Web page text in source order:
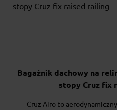
Bagażnik dachowy na
stopy Cruz fix
Cruz Airo to